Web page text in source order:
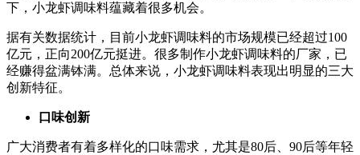
下，小龙虾调味料蕴藏着很多机会。
据有关数据统计，目前小龙虾调味料的市场规模已经超过100
亿元，正向200亿元挺进。很多制作小龙虾调味料的厂家，已
经赚得盆满钵满。总体来说，小龙虾调味料表现出明显的三大
创新特征。
口味创新
广大消费者有着多样化的口味需求，尤其是80后、90后等年轻